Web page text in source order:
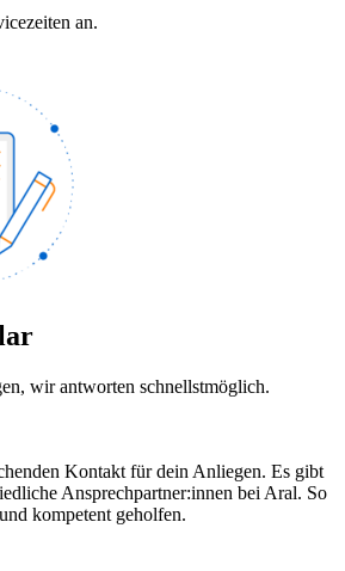
an.
wir antworten schnellstmöglich.
Kontakt für dein Anliegen. Es gibt
Ansprechpartner:innen bei Aral. So
kompetent geholfen.